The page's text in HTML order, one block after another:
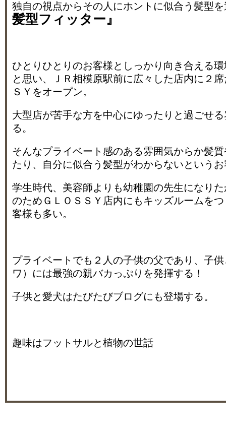
独自の視点からその人にホントに似合う髪型
髪型フィッター』
ひとりひとりのお客様としっかり向き合える
と思い、ＪＲ相模原駅前に広々した店内に２
ＳＹをオープン。
大型店が苦手な方を中心にゆったりと過ごせ
る。
そんなプライベート感のある雰囲気からか髪
たり、自分に似合う髪型がわからないという
学生時代、美容師よりも幼稚園の先生になり
のためＧＬＯＳＳＹ店内にもキッズルームを
客様も多い。
プライベートでも２人の子供の父であり、子
ワ）には最強の親バカっぷりを発揮する！
子供と愛犬はたびたびブログにも登場する。
趣味はフットサルと植物の世話